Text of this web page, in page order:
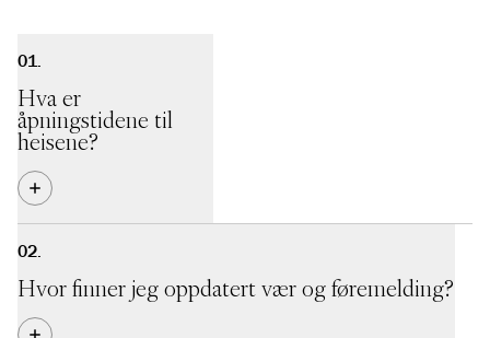
Hva er
åpningstidene til
heisene?
januar). Fra februar til sesongslutt er de åpne fra 09.30-
16.00.
Se mer info om kveldskjøring og andre åpningstider
Hvor finner jeg oppdatert vær og føremelding?